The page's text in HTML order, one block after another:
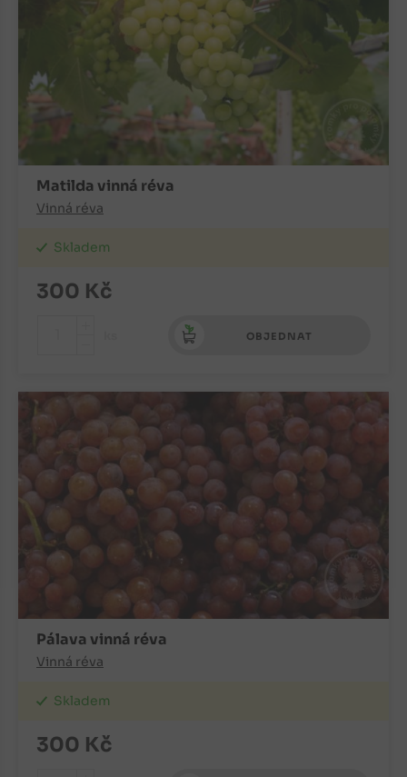
Matilda vinná réva
Vinná réva
Skladem
300 Kč
OBJEDNAT
Pálava vinná réva
Vinná réva
Skladem
300 Kč